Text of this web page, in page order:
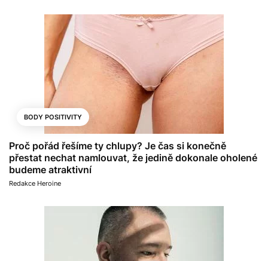
BODY POSITIVITY
Proč pořád řešíme ty chlupy? Je čas si konečně
přestat nechat namlouvat, že jedině dokonale oholené
budeme atraktivní
Redakce Heroine